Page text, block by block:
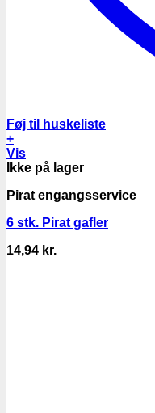
Føj til huskeliste
+
Vis
Ikke på lager
Pirat engangsservice
6 stk. Pirat gafler
14,94 kr.